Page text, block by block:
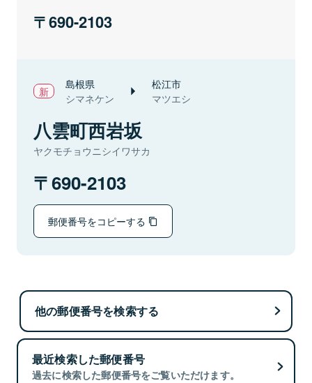
690-2103
島根県
シマネケン
松江市
マツエシ
八雲町西岩坂
ヤクモチョウニシイワサカ
690-2103
郵便番号をコピーする
他の郵便番号を検索する
最近検索した郵便番号
過去に検索した郵便番号をご覧いただけます。